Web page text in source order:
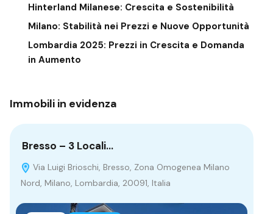
Hinterland Milanese: Crescita e Sostenibilità
Milano: Stabilità nei Prezzi e Nuove Opportunità
Lombardia 2025: Prezzi in Crescita e Domanda
in Aumento
Immobili in evidenza
Bresso – 3 Locali…
Via Luigi Brioschi, Bresso, Zona Omogenea Milano
Nord, Milano, Lombardia, 20091, Italia